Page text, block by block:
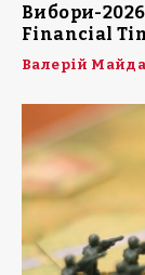
Вибори-
Financial
Валерій